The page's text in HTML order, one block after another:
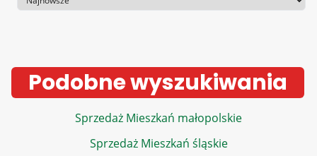
Sortowanie
Podobne wyszukiwania
Sprzedaż Mieszkań małopolskie
Sprzedaż Mieszkań śląskie